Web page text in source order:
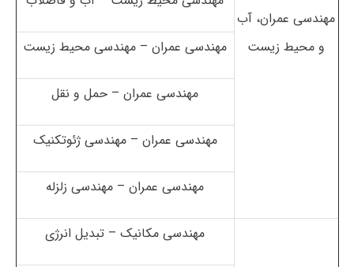
مهندسی عمران، آب
و محیط زیست
مهندسی عمران – مهندسی محیط زیست
مهندسی عمران – حمل و نقل
مهندسی عمران – مهندسی ژئوتکنیک
مهندسی عمران – مهندسی زلزله
مهندسی مکانیک – تبدیل انرژی